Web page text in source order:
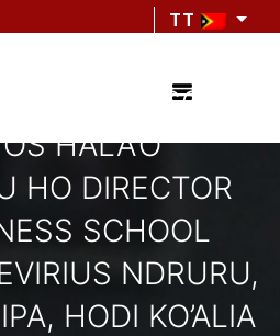
TT
FRANCISCO
HALA’O
HO DIRECTOR
SCHOOL
NDRURU,
HODI KO’ALIA